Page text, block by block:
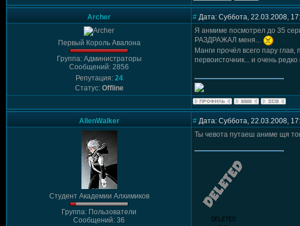
Archer # Дата: Суббота, 22.03.2008,
Первый Король Авалона
Группа: Администраторы
Сообщений: 2856
Репутация: 24
Статус: Offline
Я анмиме посмотрел до 35
РАЗДРАЖАЛ меня...
Манги прочёл всего пару
первоисточник... и очень
AllenWalker # Дата: Суббота, 22.03.2008,
Студент Академии Алхимиков
Группа: Пользователи
Сообщений: 36
Ты чевота путаеш аниме щя